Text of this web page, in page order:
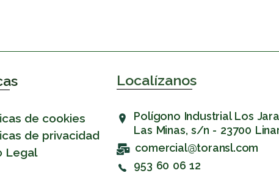
de cookies
de privacidad
Legal
Localízanos
Polígono Industrial Los
Las Minas, s/n - 23700
comercial@toransl.com
953 60 06 12